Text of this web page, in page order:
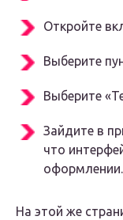
Откройте
Выберите
Выберите
Зайдите в
что
оформлении.
На этой же